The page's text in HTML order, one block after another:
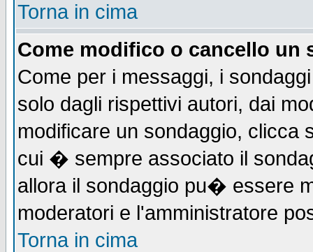
Torna in cima
Come modifico o cancello un
Come per i messaggi, i
solo dagli rispettivi autori, dai
modificare un sondaggio, clicca
cui � sempre associato il
allora il sondaggio pu� essere
moderatori e l'amministratore
Torna in cima